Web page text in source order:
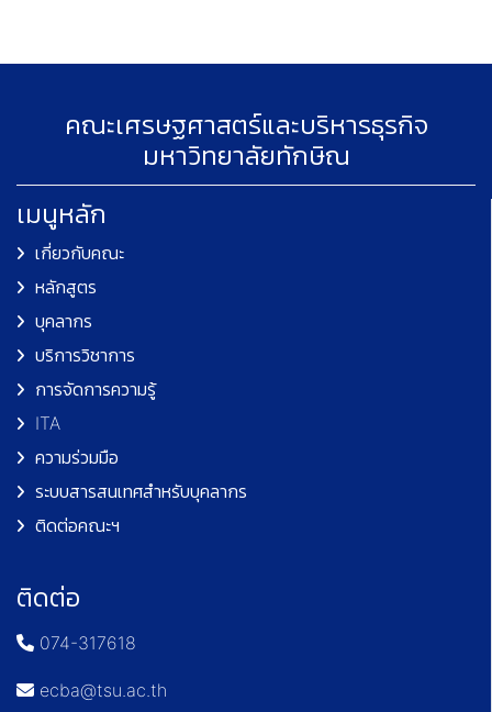
คณะเศรษฐศาสตร์และบริหารธุรกิจ
มหาวิทยาลัยทักษิณ
เมนูหลัก
เกี่ยวกับคณะ
หลักสูตร
บุคลากร
บริการวิชาการ
การจัดการความรู้
ITA
ความร่วมมือ
ระบบสารสนเทศสำหรับบุคลากร
ติดต่อคณะฯ
ติดต่อ
074-317618
ecba@tsu.ac.th